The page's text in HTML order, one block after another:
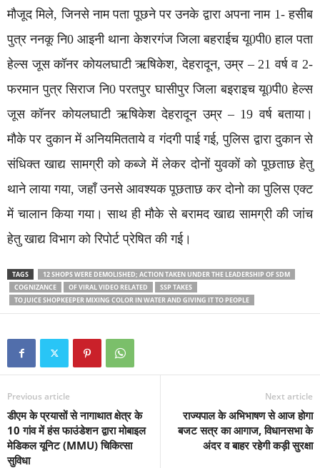
मौजूद मिले, जिनसे नाम पता पूछने पर उनके द्वारा अपना नाम 1- हसीब
पुत्र ननकू नि0 आइनी थाना केशरगंज जिला बहराईच यू0पी0 हाल पता
हेल्स जूस कॉनर कोयलघाटी ऋषिकेश, देहरादून, उम्र – 21 वर्ष व 2-
फरमान पुत्र सिराज नि0 परतपुर घासीपुर जिला बइराइच यू0पी0 हेल्स
जूस कॉनर कोयलघाटी ऋषिकेश देहरादून उम्र – 19 वर्ष बताया।
मौके पर दुकान में अनियमितताये व गंदगी पाई गई, पुलिस द्वारा दुकान से
संधिक्त खाद्य सामग्री को कब्जे में लेकर दोनों युवकों को पूछताछ हेतु
थाने लाया गया, जहाँ उनसे आवश्यक पूछताछ कर दोनो का पुलिस एक्ट
में चालान किया गया। साथ ही मौके से बरामद खाद्य सामग्री की जांच
हेतु खाद्य विभाग को रिपोर्ट प्रेषित की गई।
TAGS
12 SHOPS WERE DEMOLISHED; ACTION TAKEN UNDER THE LEADERSHIP OF SDM
COGNIZANCE
OF VIRAL VIDEO RELATED
SSP TAKES
TO JUICE SHOPKEEPER MIXING COLOR IN WATER AND GIVING IT TO PEOPLE
Previous article
डीएम के प्रयासों से नागाथात क्षेत्र के
10 गांव में हंस फाउंडेशन द्वारा मोबाइल
मेडिकल यूनिट (MMU) चिकित्सा
सुविधा
Next article
राज्यपाल के अभिभाषण से आज होगा
बजट सत्र का आगाज, विधानसभा के
अंदर व बाहर रहेगी कड़ी सुरक्षा